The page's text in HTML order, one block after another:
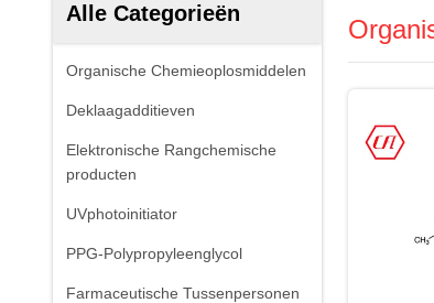
Alle Categorieën
Organische Chemieoplosmiddelen
Deklaagadditieven
Elektronische Rangchemische
producten
UVphotoinitiator
PPG-Polypropyleenglycol
Farmaceutische Tussenpersonen